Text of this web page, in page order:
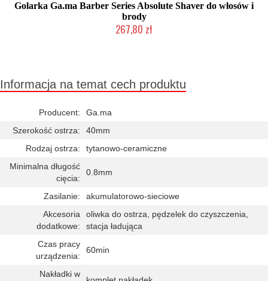
Golarka Ga.ma Barber Series Absolute Shaver do włosów i
brody
267,80 zł
Informacja na temat cech produktu
Producent:
Ga.ma
Szerokość ostrza:
40mm
Rodzaj ostrza:
tytanowo-ceramiczne
Minimalna długość
cięcia:
0.8mm
Zasilanie:
akumulatorowo-sieciowe
Akcesoria
dodatkowe:
oliwka do ostrza, pędzelek do czyszczenia,
stacja ładująca
Czas pracy
urządzenia:
60min
Nakładki w